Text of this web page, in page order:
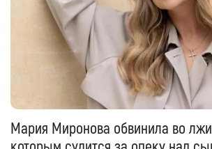
Мария Миронова обвинила во лжи